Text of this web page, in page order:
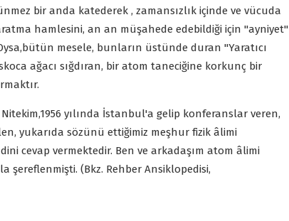
bir anda katederek , zamansızlık içinde ve vücuda
hamlesini, an an müşahede edebildiği için "ayniyet"
mesele, bunların üstünde duran "Yaratıcı
ağacı sığdıran, bir atom taneciğine korkunç bir
yılında İstanbul'a gelip konferanslar veren,
yukarıda sözünü ettiğimiz meşhur fizik âlimi
cevap vermektedir. Ben ve arkadaşım atom âlimi
şereflenmişti. (Bkz. Rehber Ansiklopedisi,